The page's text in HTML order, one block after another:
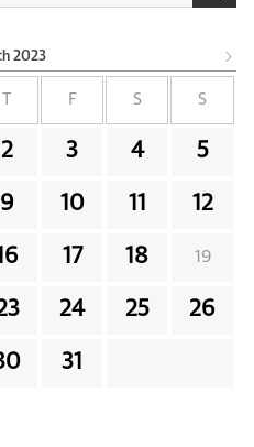
2023
F S S
2 3 4 5
9 10 11 12
17 18 19
24 25 26
31